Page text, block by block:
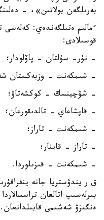
بەرىلگەن بولاتىن»، -
ءمالىم ەتىلگەندەي: كەلەسى
قوسىلادى:
- نۇر- سۇلتان - پاۆلودار؛
- شىمكەنت - وزبەكستان
- شۋچينسك - كوكشەتاۋ؛
- قاپشاعاي - تالدىقورعان؛
- شىمكەنت - تاراز؛
- تاراز - قاينار؛
- شىمكەنت - قىزىلوردا.
ق ر يندۋستريا جانە
بىرلەسىپ اتالعان
ەنگىزۋ شەشىمى قابىلدانعان.